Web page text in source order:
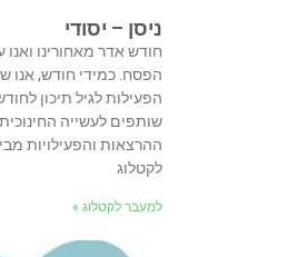
ניסן – יסודי
חודש אדר מאחורינו
הפסח. כמידי חודש, אנו
הפעילות לגיל תיכון
שותפים לעשייה
ההרצאות והפעילויות
לקטלוג
למעבר לקטלוג »